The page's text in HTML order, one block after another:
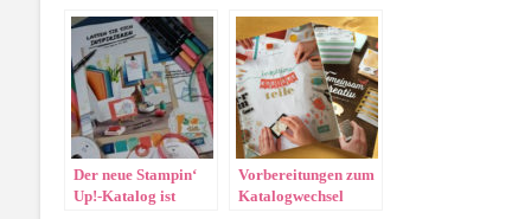
Der neue Stampin‘
Up!-Katalog ist
Vorbereitungen zum
Katalogwechsel